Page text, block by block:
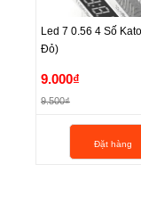
Led 7 0.56 4 Số
Đỏ)
Led 7 0.56 4 Số
Đỏ)
9.000₫
9.500₫
Đặt hàng